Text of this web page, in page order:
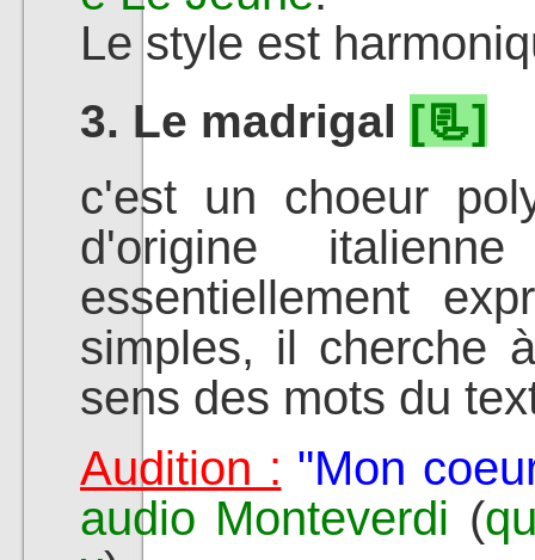
Le style est
3. Le madrigal [📃]
c'est un choeur
d'origine
essentiellement
simples, il cherche
sens des mots du
Audition : "Mon
audio Monteverdi (